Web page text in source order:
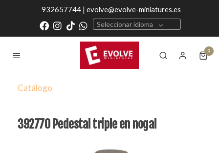
932657744 | evolve@evolve-miniatures.es
Seleccionar idioma
0
Catálogo
392770 Pedestal triple en nogal